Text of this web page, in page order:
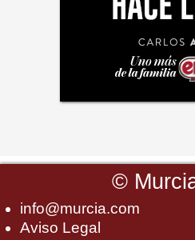
©
info@murcia.com
Aviso Legal